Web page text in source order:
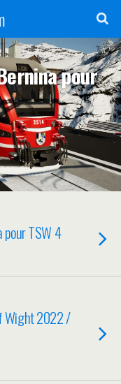
pour
pour TSW 4
Wight 2022 /